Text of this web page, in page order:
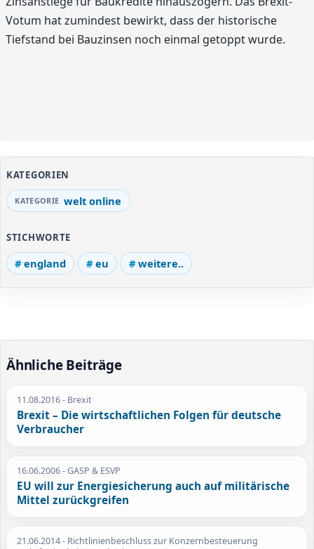
Votum hat zumindest bewirkt, dass der historische
Tiefstand bei Bauzinsen noch einmal getoppt wurde.
KATEGORIEN
welt online
STICHWORTE
england eu weitere..
Ähnliche Beiträge
11.08.2016- Brexit
Brexit – Die wirtschaftlichen Folgen für deutsche
Verbraucher
16.06.2006- GASP & ESVP
EU will zur Energiesicherung auch auf militärische
Mittel zurückgreifen
21.06.2014- Richtlinienbeschluss zur Konzernbesteuerung